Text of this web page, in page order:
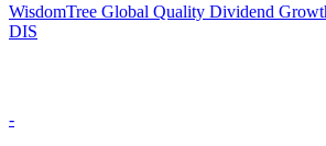
WisdomTree Global Quality Dividend
DIS
-